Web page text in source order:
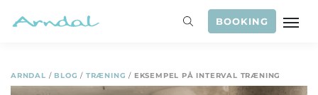
BOOKING
ARNDAL / BLOG / TRÆNING / EKSEMPEL PÅ INTERVAL TRÆNING